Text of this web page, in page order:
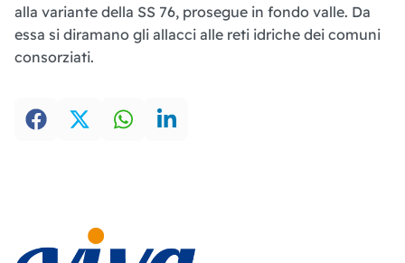
alla variante della SS 76, prosegue in fondo valle. Da
essa si diramano gli allacci alle reti idriche dei comuni
consorziati.